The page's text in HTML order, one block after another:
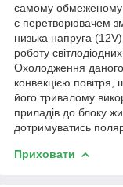
самому обмеженому
є перетворювачем
низька напруга
роботу
Охолодження даного
конвекцією повітря,
його тривалому
приладів до блоку
дотримуватись
Приховати